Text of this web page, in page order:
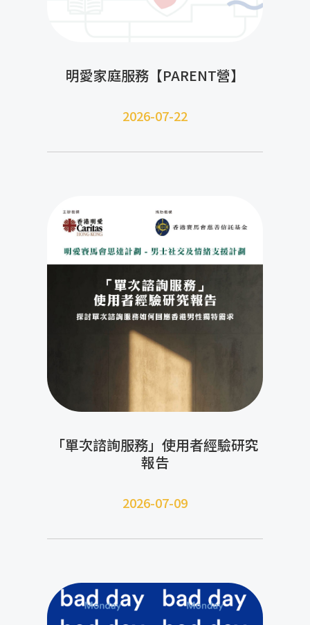
明愛家庭服務【PARENT營】
2026-07-22
「單次諮詢服務」使用者經驗研究
報告
2026-07-09